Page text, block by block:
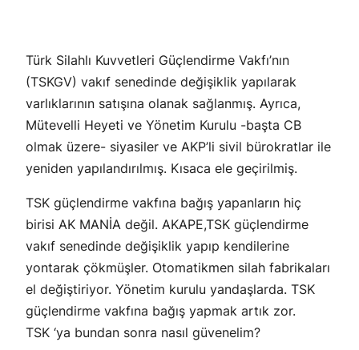
Türk Silahlı Kuvvetleri Güçlendirme Vakfı’nın
(TSKGV) vakıf senedinde değişiklik yapılarak
varlıklarının satışına olanak sağlanmış. Ayrıca,
Mütevelli Heyeti ve Yönetim Kurulu -başta CB
olmak üzere- siyasiler ve AKP’li sivil bürokratlar ile
yeniden yapılandırılmış. Kısaca ele geçirilmiş.
TSK güçlendirme vakfına bağış yapanların hiç
birisi AK MANİA değil. AKAPE,TSK güçlendirme
vakıf senedinde değişiklik yapıp kendilerine
yontarak çökmüşler. Otomatikmen silah fabrikaları
el değiştiriyor. Yönetim kurulu yandaşlarda. TSK
güçlendirme vakfına bağış yapmak artık zor.
TSK ‘ya bundan sonra nasıl güvenelim?